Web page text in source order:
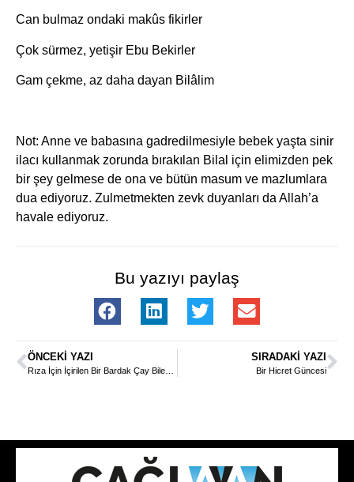
Can bulmaz ondaki makûs fikirler
Çok sürmez, yetişir Ebu Bekirler
Gam çekme, az daha dayan Bilâlim
Not: Anne ve babasına gadredilmesiyle bebek yaşta sinir
ilacı kullanmak zorunda bırakılan Bilal için elimizden pek
bir şey gelmese de ona ve bütün masum ve mazlumlara
dua ediyoruz. Zulmetmekten zevk duyanları da Allah’a
havale ediyoruz.
Bu yazıyı paylaş
ÖNCEKI YAZI
Rıza İçin İçirilen Bir Bardak Çay Bile…
SIRADAKI YAZI
Bir Hicret Güncesi